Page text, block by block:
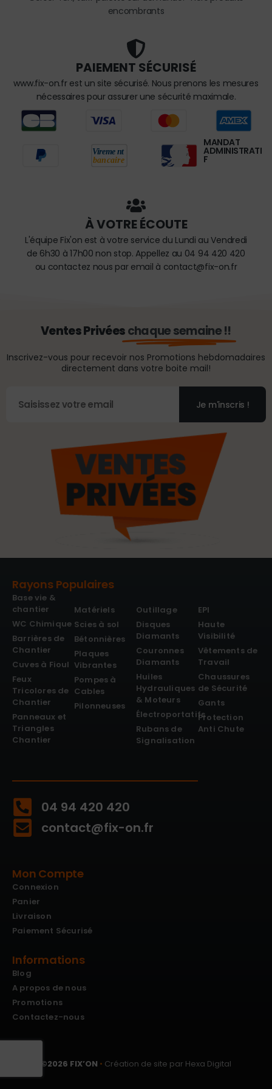
encombrants
PAIEMENT SÉCURISÉ
www.fix-on.fr est un site sécurisé. Nous prenons les mesures
nécessaires pour assurer une sécurité maximale.
MANDAT
ADMINISTRATI
F
À VOTRE ÉCOUTE
L'équipe Fix'on est à votre service du Lundi au Vendredi
de 6h30 à 17h00 non stop. Appellez au 04 94 420 420
ou contactez nous par email à contact@fix-on.fr
Ventes Privéeschaque semaine !!
Inscrivez-vous pour recevoir nos Promotions hebdomadaires
directement dans votre boite mail!
Je m'inscris !
Rayons Populaires
Base vie &
chantier
WC Chimique
Barrières de
Chantier
Cuves à Fioul
Feux
Tricolores de
Chantier
Panneaux et
Triangles
Chantier
Matériels
Scies à sol
Bétonnières
Plaques
Vibrantes
Pompes à
Cables
Pilonneuses
Outillage
Disques
Diamants
Couronnes
Diamants
Huiles
Hydrauliques
& Moteurs
Électroportatifs
Rubans de
Signalisation
EPI
Haute
Visibilité
Vêtements de
Travail
Chaussures
de Sécurité
Gants
Protection
Anti Chute
04 94 420 420
contact@fix-on.fr
Mon Compte
Connexion
Panier
Livraison
Paiement Sécurisé
Informations
Blog
A propos de nous
Promotions
Contactez-nous
©2026 FIX’ON • Création de site par Hexa Digital